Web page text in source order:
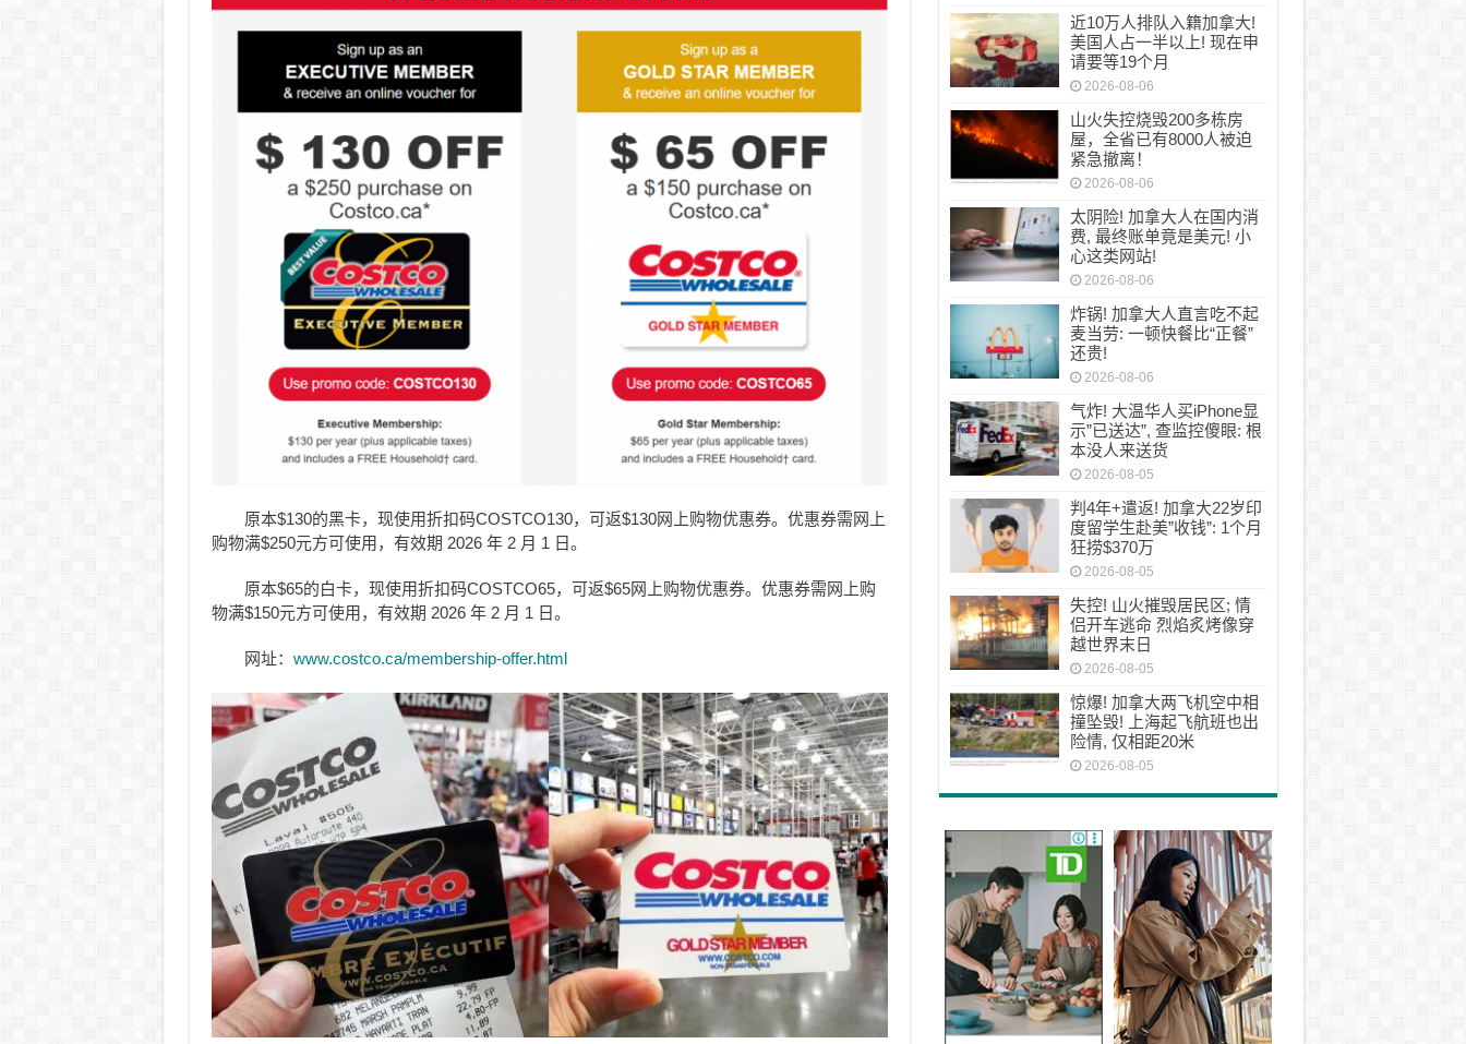
原本$130的黑卡，现使用折扣码COSTCO130，可返$130网上购物优惠券。优惠券需网上
购物满$250元方可使用，有效期 2026 年 2 月 1 日。
原本$65的白卡，现使用折扣码COSTCO65，可返$65网上购物优惠券。优惠券需网上购
物满$150元方可使用，有效期 2026 年 2 月 1 日。
网址： www.costco.ca/membership-offer.html
近10万人排队入籍加拿大!
美国人占一半以上! 现在申
请要等19个月
2026-08-06
山火失控烧毁200多栋房
屋，全省已有8000人被迫
紧急撤离！
2026-08-06
太阴险! 加拿大人在国内消
费, 最终账单竟是美元! 小
心这类网站!
2026-08-06
炸锅! 加拿大人直言吃不起
麦当劳: 一顿快餐比“正餐”
还贵!
2026-08-06
气炸! 大温华人买iPhone显
示”已送达”, 查监控傻眼: 根
本没人来送货
2026-08-05
判4年+遣返! 加拿大22岁印
度留学生赴美”收钱”: 1个月
狂捞$370万
2026-08-05
失控! 山火摧毁居民区; 情
侣开车逃命 烈焰炙烤像穿
越世界末日
2026-08-05
惊爆! 加拿大两飞机空中相
撞坠毁! 上海起飞航班也出
险情, 仅相距20米
2026-08-05